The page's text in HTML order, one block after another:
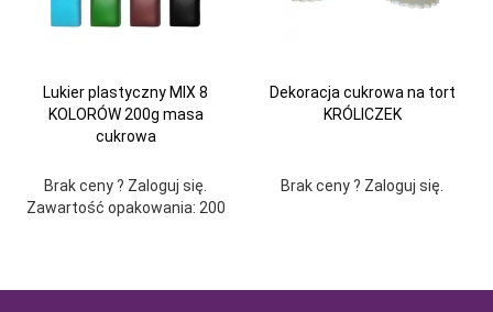
Lukier plastyczny MIX 8
KOLORÓW 200g masa
cukrowa
Brak ceny ? Zaloguj się.
Zawartość opakowania: 200
Dekoracja cukrowa na tort
KRÓLICZEK
Brak ceny ? Zaloguj się.